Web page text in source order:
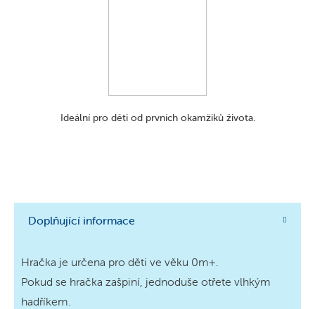
Ideální pro děti od prvních okamžiků života.
Doplňující informace
Hračka je určena pro děti ve věku 0m+.
Pokud se hračka zašpiní, jednoduše otřete vlhkým
hadříkem.